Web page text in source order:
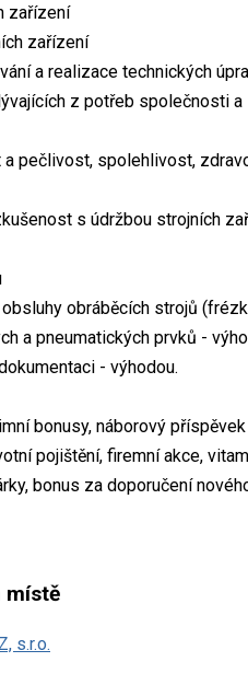
zařízení
zařízení
a realizace technických
z potřeb společnosti
a pečlivost, spolehlivost,
s údržbou strojních
obráběcích strojů
a pneumatických prvků -
- výhodou.
bonusy, náborový
pojištění, firemní akce,
bonus za doporučení
místě
s.r.o.